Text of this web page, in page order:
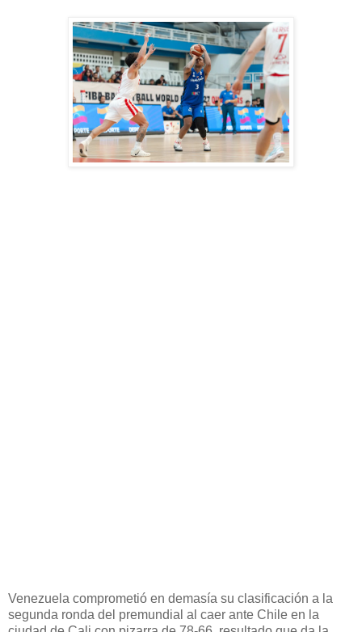
Venezuela comprometió en demasía su clasificación a la
segunda ronda del premundial al caer ante Chile en la